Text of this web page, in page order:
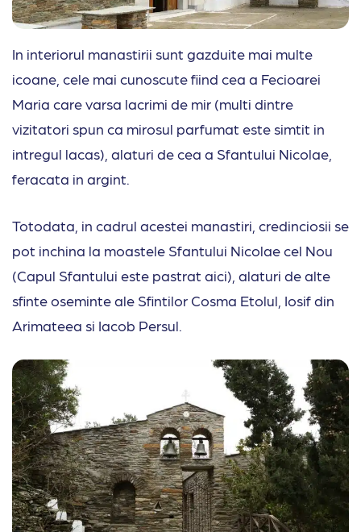
In interiorul manastirii sunt gazduite mai multe
icoane, cele mai cunoscute fiind cea a Fecioarei
Maria care varsa lacrimi de mir (multi dintre
vizitatori spun ca mirosul parfumat este simtit in
intregul lacas), alaturi de cea a Sfantului Nicolae,
feracata in argint.
Totodata, in cadrul acestei manastiri, credinciosii se
pot inchina la moastele Sfantului Nicolae cel Nou
(Capul Sfantului este pastrat aici), alaturi de alte
sfinte oseminte ale Sfintilor Cosma Etolul, Iosif din
Arimateea si Iacob Persul.